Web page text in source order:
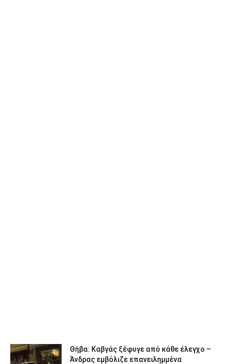
Θήβα: Καβγάς ξέφυγε από κάθε έλεγχο –
Άνδρας εμβόλιζε επανειλημμένα